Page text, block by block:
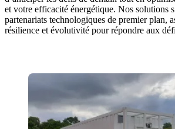
et votre efficacité énergétique. Nos solutions
partenariats technologiques de premier plan,
résilience et évolutivité pour répondre aux